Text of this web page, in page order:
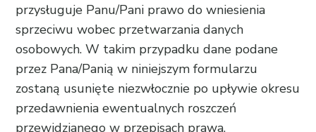
przysługuje Panu/Pani prawo do wniesienia
sprzeciwu wobec przetwarzania danych
osobowych. W takim przypadku dane podane
przez Pana/Panią w niniejszym formularzu
zostaną usunięte niezwłocznie po upływie okresu
przedawnienia ewentualnych roszczeń
przewidzianego w przepisach prawa.